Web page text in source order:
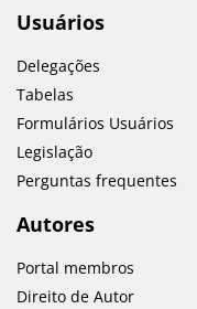
Usuários
Delegações
Tabelas
Formulários Usuários
Legislação
Perguntas frequentes
Autores
Portal membros
Direito de Autor